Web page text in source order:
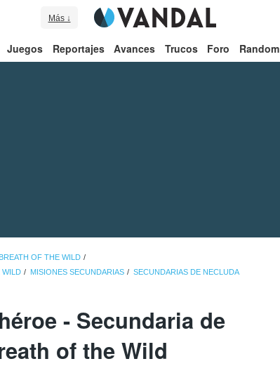
Más ↓
Juegos Reportajes Avances Trucos Foro Random
OF THE WILD
WILD
MISIONES SECUNDARIAS SECUNDARIAS DE NECLUDA
- Secundaria de
of the Wild